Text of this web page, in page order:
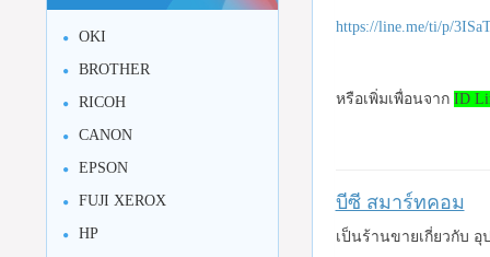
https://line.me/ti/p/
หรือเพิ่มเพื่อนจาก ID
บีซี สมาร์ทคอม
เป็นร้านขายเกี่ยวกับ
OKI
BROTHER
RICOH
CANON
EPSON
FUJI XEROX
HP